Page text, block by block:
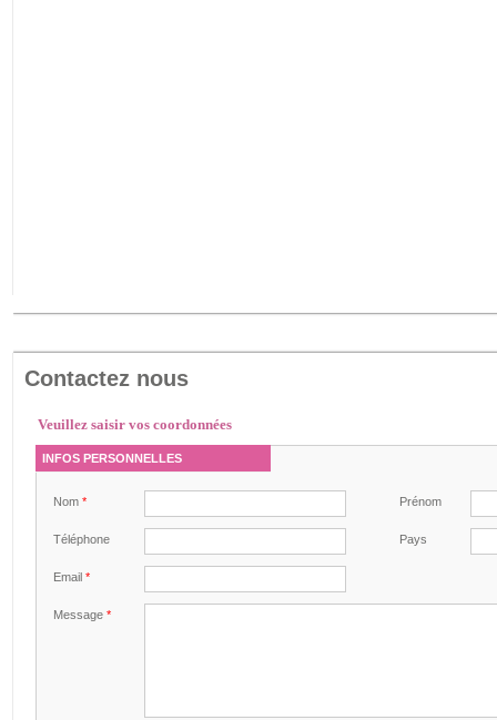
Contactez nous
Veuillez saisir vos coordonnées
INFOS PERSONNELLES
Nom * Prénom
Téléphone Pays
Email *
Message *